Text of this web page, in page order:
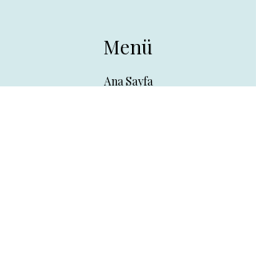
Menü
Ana Sayfa